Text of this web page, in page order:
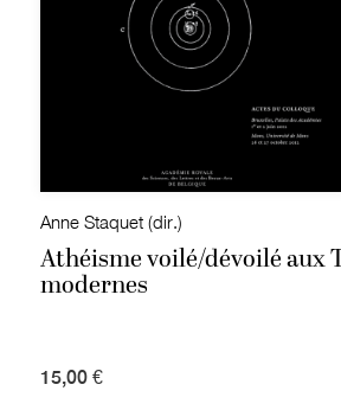
Anne Staquet (dir.)
Athéisme voilé/dévoilé aux
modernes
15,00 €